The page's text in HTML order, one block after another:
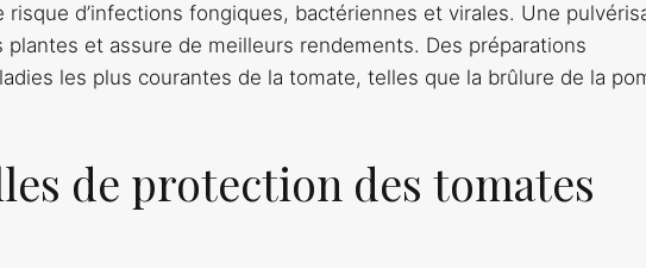
d’infections fongiques, bactériennes et virales. Une
et assure de meilleurs rendements. Des préparations
les plus courantes de la tomate, telles que la brûlure de la
de protection des tomates